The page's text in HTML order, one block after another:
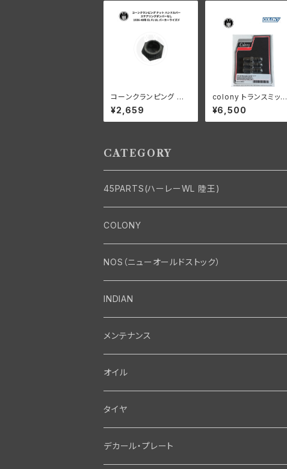
コーンクランピング ナッ
ト ハンドルバー ステア
リングダンパーなし ハ
ーレーダビッドソン 193
¥2,659
colony トランスミッシ
ョン ボトム スタッド
キット 26年以降 4
5"s
¥6,500
CATEGORY
45PARTS(ハーレーWL 陸王)
エンジン
エンジン・シリンダーヘッド
バルブ・タペット関係
エンジン関係 ビックツイン
マフラー・インテーク・キャブレター
マフラー関係
インテーク・キャブレター関係
エレクトリカル
ジェネレーター関係
ディストリビューター関係
駆動系
ドライブチェーン関係
スプロケット・ベルトドライブキット
フロントフォーク・フレーム
フロントフォーク関係
ソフテイル用 New Springer Fork
シート・サドルバッグ
シートポスト関係
ハンドルバー・タンク・フェンダー
COLONY
Bolt・Nut
Nut
Screw
Front End・Rear End
Wheel-Brake
Fork-Shockabsorber
Motor
Motor
Carbrator
Transmission・Primary
Transmission-Shifter
Primary-clutch-Kickstarter
Gastank・Oiltank
Oilline
Electrical
NOS（ニューオールドストック）
INDIAN
メンテナンス
オイル
タイヤ
デカール・プレート